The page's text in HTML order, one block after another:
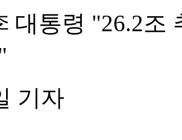
대통령 "26.2
기자